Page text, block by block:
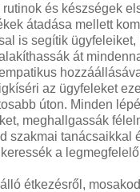
és készségek
átadása mellett
is segítik ügyfeleiket,
át
az ügyfeleket
úton. Minden
meghallgassák
szakmai tanácsaikkal
a
étkezésről,